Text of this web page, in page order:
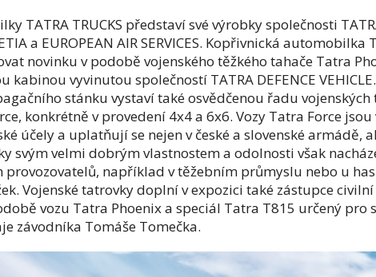
TATRA TRUCKS představí své výrobky společnosti
a EUROPEAN AIR SERVICES. Kopřivnická automobilka
novinku v podobě vojenského těžkého tahače Tatra
kabinou vyvinutou společností TATRA DEFENCE
stánku vystaví také osvědčenou řadu vojenských
konkrétně v provedení 4x4 a 6x6. Vozy Tatra Force
účely a uplatňují se nejen v české a slovenské armádě,
svým velmi dobrým vlastnostem a odolnosti však
například v těžebním průmyslu nebo u
Vojenské tatrovky doplní v expozici také zástupce civilní
vozu Tatra Phoenix a speciál Tatra T815 určený pro
závodníka Tomáše Tomečka.